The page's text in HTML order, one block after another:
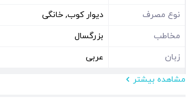
نوع مصرف
دیوار کوب, خانگی
مخاطب
بزرگسال
زبان
عربی
مشخصات فیزیکی
مشاهده بیشتر